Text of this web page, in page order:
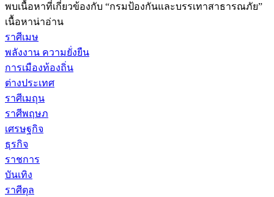
พบเนื้อหาที่เกี่ยวข้องกับ “กรมป้องกันและบรรเทาสาธารณภัย”
เนื้อหาน่าอ่าน
ราศีเมษ
พลังงาน ความยั่งยืน
การเมืองท้องถิ่น
ต่างประเทศ
ราศีเมถุน
ราศีพฤษภ
เศรษฐกิจ
ธุรกิจ
ราชการ
บันเทิง
ราศีตุล